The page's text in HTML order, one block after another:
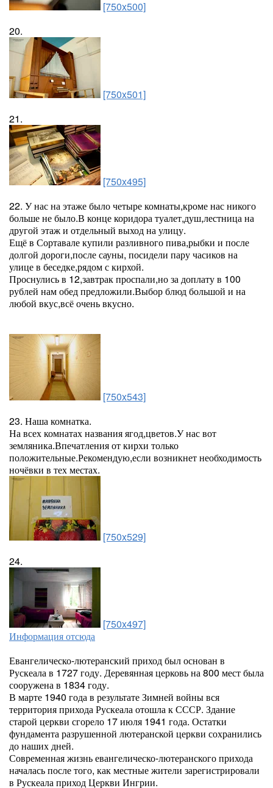
[750x500]
20.
[750x501]
21.
[750x495]
22. У нас на этаже было четыре комнаты,кроме нас никого
больше не было.В конце коридора туалет,душ,лестница на
другой этаж и отдельный выход на улицу.
Ещё в Сортавале купили разливного пива,рыбки и после
долгой дороги,после сауны, посидели пару часиков на
улице в беседке,рядом с кирхой.
Проснулись в 12,завтрак проспали,но за доплату в 100
рублей нам обед предложили.Выбор блюд большой и на
любой вкус,всё очень вкусно.
[750x543]
23. Наша комнатка.
На всех комнатах названия ягод,цветов.У нас вот
земляника.Впечатления от кирхи только
положительные.Рекомендую,если возникнет необходимость
ночёвки в тех местах.
[750x529]
24.
[750x497]
Информация отсюда
Евангелическо-лютеранский приход был основан в
Рускеала в 1727 году. Деревянная церковь на 800 мест была
сооружена в 1834 году.
В марте 1940 года в результате Зимней войны вся
территория прихода Рускеала отошла к СССР. Здание
старой церкви сгорело 17 июля 1941 года. Остатки
фундамента разрушенной лютеранской церкви сохранились
до наших дней.
Современная жизнь евангелическо-лютеранского прихода
началась после того, как местные жители зарегистрировали
в Рускеала приход Церкви Ингрии.